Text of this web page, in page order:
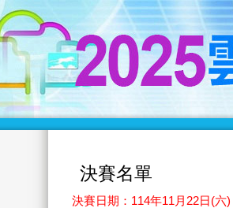
決賽名單
決賽日期：114年11月22日(六